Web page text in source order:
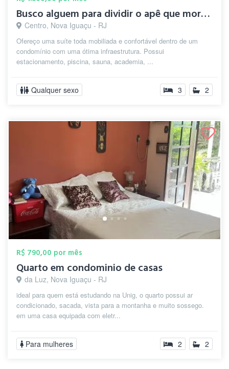
Busco alguem para dividir o apê que moro...
Centro, Nova Iguaçu - RJ
Ofereço uma suíte toda mobiliada e confortável dentro de um
condomínio com uma ótima infraestrutura. Possui
estacionamento, piscina, sauna, academia, ...
Qualquer sexo 3 2
R$ 790,00 por mês
Quarto em condominio de casas
da Luz, Nova Iguaçu - RJ
ideal para quem está estudando na Unig, o quarto possui ar
condicionado, sacada, vista para a montanha e muito sossego.
em uma casa equipada com eletr...
Para mulheres 2 2